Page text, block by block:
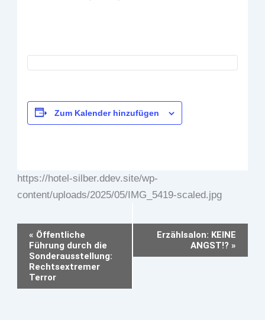
Zum Kalender hinzufügen
https://hotel-silber.ddev.site/wp-
content/uploads/2025/05/IMG_5419-scaled.jpg
Veranstaltung-
Navigation
« Öffentliche
Führung durch die
Sonderausstellung:
Rechtsextremer
Terror
Erzählsalon: KEINE
ANGST!? »